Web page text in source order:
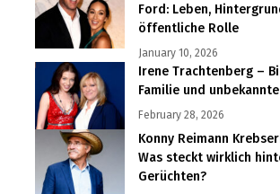
Ford: Leben,
öffentliche Rolle
January 10, 2026
Irene Trachtenberg –
Familie und
February 28, 2026
Konny Reimann
Was steckt wirklich
Gerüchten?